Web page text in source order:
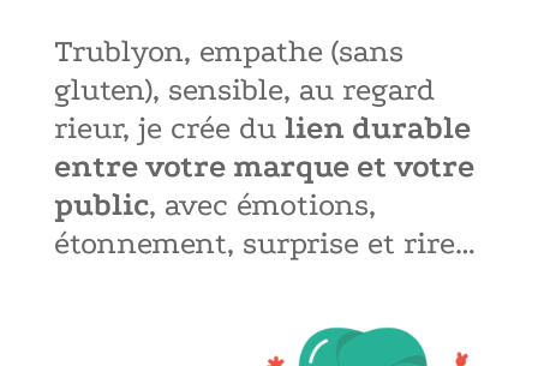
Trublyon, empathe (sans
gluten), sensible, au regard
rieur, je crée du lien durable
entre votre marque et votre
public, avec émotions,
étonnement, surprise et rire…